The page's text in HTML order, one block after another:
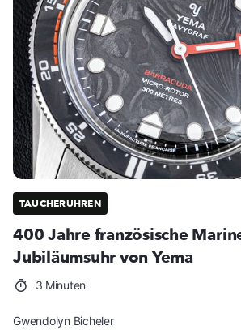
TAUCHERUHREN
400 Jahre französische
Jubiläumsuhr von Yema
3 Minuten
Gwendolyn Bicheler